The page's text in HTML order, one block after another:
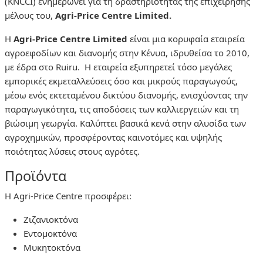
μέλους του, Agri-Price Centre Limited.
Η Agri-Price Centre Limited είναι μια κορυφαία εταιρεία
αγροεφοδίων και διανομής στην Κένυα, ιδρυθείσα το 2010,
με έδρα στο Ruiru. Η εταιρεία εξυπηρετεί τόσο μεγάλες
εμπορικές εκμεταλλεύσεις όσο και μικρούς παραγωγούς,
μέσω ενός εκτεταμένου δικτύου διανομής, ενισχύοντας την
παραγωγικότητα, τις αποδόσεις των καλλιεργειών και τη
βιώσιμη γεωργία. Καλύπτει βασικά κενά στην αλυσίδα των
αγροχημικών, προσφέροντας καινοτόμες και υψηλής
ποιότητας λύσεις στους αγρότες.
Προϊόντα
Η Agri-Price Centre προσφέρει:
Ζιζανιοκτόνα
Εντομοκτόνα
Μυκητοκτόνα